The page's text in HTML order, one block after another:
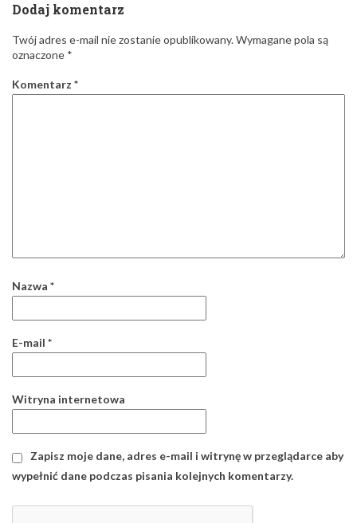
Dodaj komentarz
Twój adres e-mail nie zostanie opublikowany.Wymagane pola są
oznaczone *
Komentarz *
Nazwa *
E-mail *
Witryna internetowa
Zapisz moje dane, adres e-mail i witrynę w przeglądarce aby
wypełnić dane podczas pisania kolejnych komentarzy.